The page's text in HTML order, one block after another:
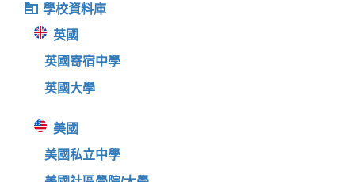
學校資料庫
英國
英國寄宿中學
英國大學
美國
美國私立中學